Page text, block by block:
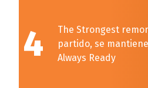
4
The Strongest
partido, se
Always Ready